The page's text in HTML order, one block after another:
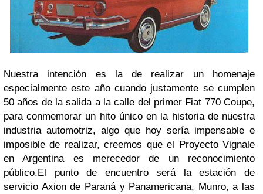
Nuestra intención es la de realizar un homenaje
especialmente este año cuando justamente se cumplen
50 años de la salida a la calle del primer Fiat 770 Coupe,
para conmemorar un hito único en la historia de nuestra
industria automotriz, algo que hoy sería impensable e
imposible de realizar, creemos que el Proyecto Vignale
en Argentina es merecedor de un reconocimiento
público. El punto de encuentro será la estación de
servicio Axion de Paraná y Panamericana, Munro, a las